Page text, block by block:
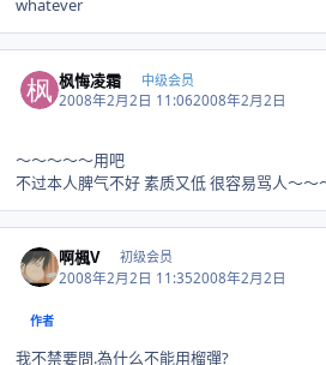
whatever
枫悔凌霜 中级会员
2008年2月2日 11:062008年2月2日
～～～～～用吧
不过本人脾气不好 素质又低 很容易骂人～～
啊楓V 初级会员
2008年2月2日 11:352008年2月2日
作者
我不禁要問.為什么不能用榴彈?